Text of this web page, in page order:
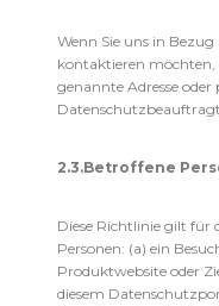
Wenn Sie uns in
kontaktieren möchten,
genannte Adresse oder
2.3.Betroffene
Diese Richtlinie gilt für
Personen: (a) ein
Produktwebsite oder
diesem